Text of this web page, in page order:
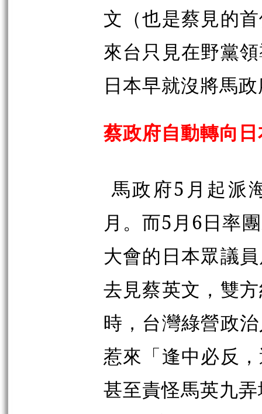
文（也是蔡見的
來台只見在野黨
日本早就沒將馬
蔡政府自動轉向
馬政府5月起派
月。而5月6日率
大會的日本眾議
去見蔡英文，雙
時，台灣綠營政
惹來「逢中必反
甚至責怪馬英九